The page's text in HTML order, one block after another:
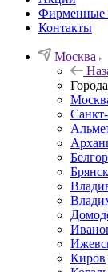
Фирменные
Контакты
Москва
Города
Брянск
Киров